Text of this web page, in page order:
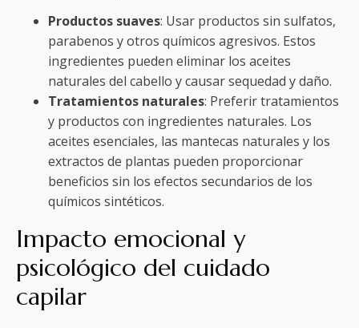
Productos suaves: Usar productos sin sulfatos,
parabenos y otros químicos agresivos. Estos
ingredientes pueden eliminar los aceites
naturales del cabello y causar sequedad y daño.
Tratamientos naturales: Preferir tratamientos
y productos con ingredientes naturales. Los
aceites esenciales, las mantecas naturales y los
extractos de plantas pueden proporcionar
beneficios sin los efectos secundarios de los
químicos sintéticos.
Impacto emocional y
psicológico del cuidado
capilar